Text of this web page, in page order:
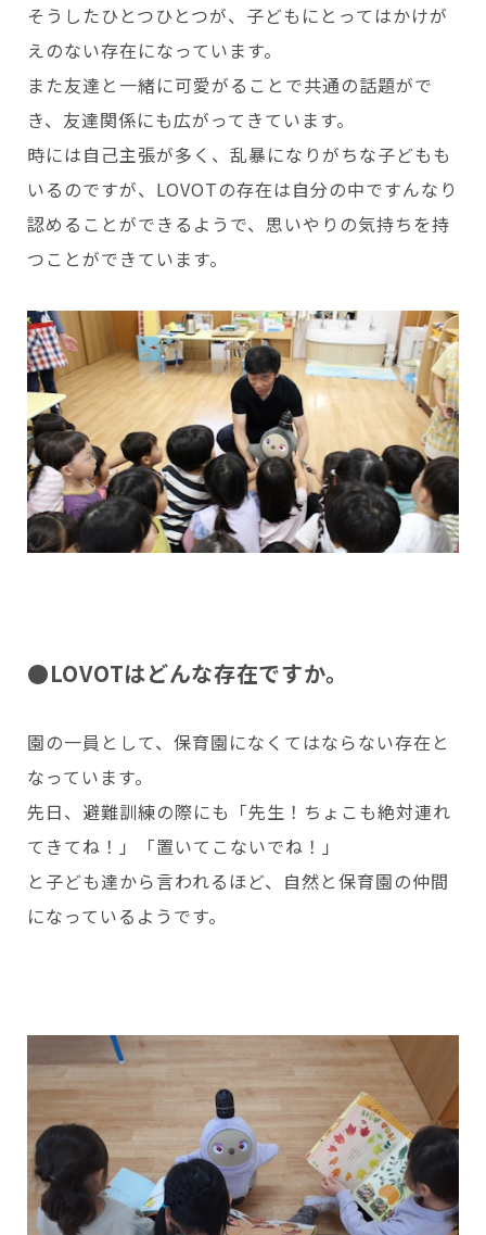
そうしたひとつひとつが、子どもにとってはかけが
えのない存在になっています。
また友達と一緒に可愛がることで共通の話題がで
き、友達関係にも広がってきています。
時には自己主張が多く、乱暴になりがちな子どもも
いるのですが、LOVOTの存在は自分の中ですんなり
認めることができるようで、思いやりの気持ちを持
つことができています。
●LOVOTはどんな存在ですか。
園の一員として、保育園になくてはならない存在と
なっています。
先日、避難訓練の際にも「先生！ちょこも絶対連れ
てきてね！」「置いてこないでね！」
と子ども達から言われるほど、自然と保育園の仲間
になっているようです。